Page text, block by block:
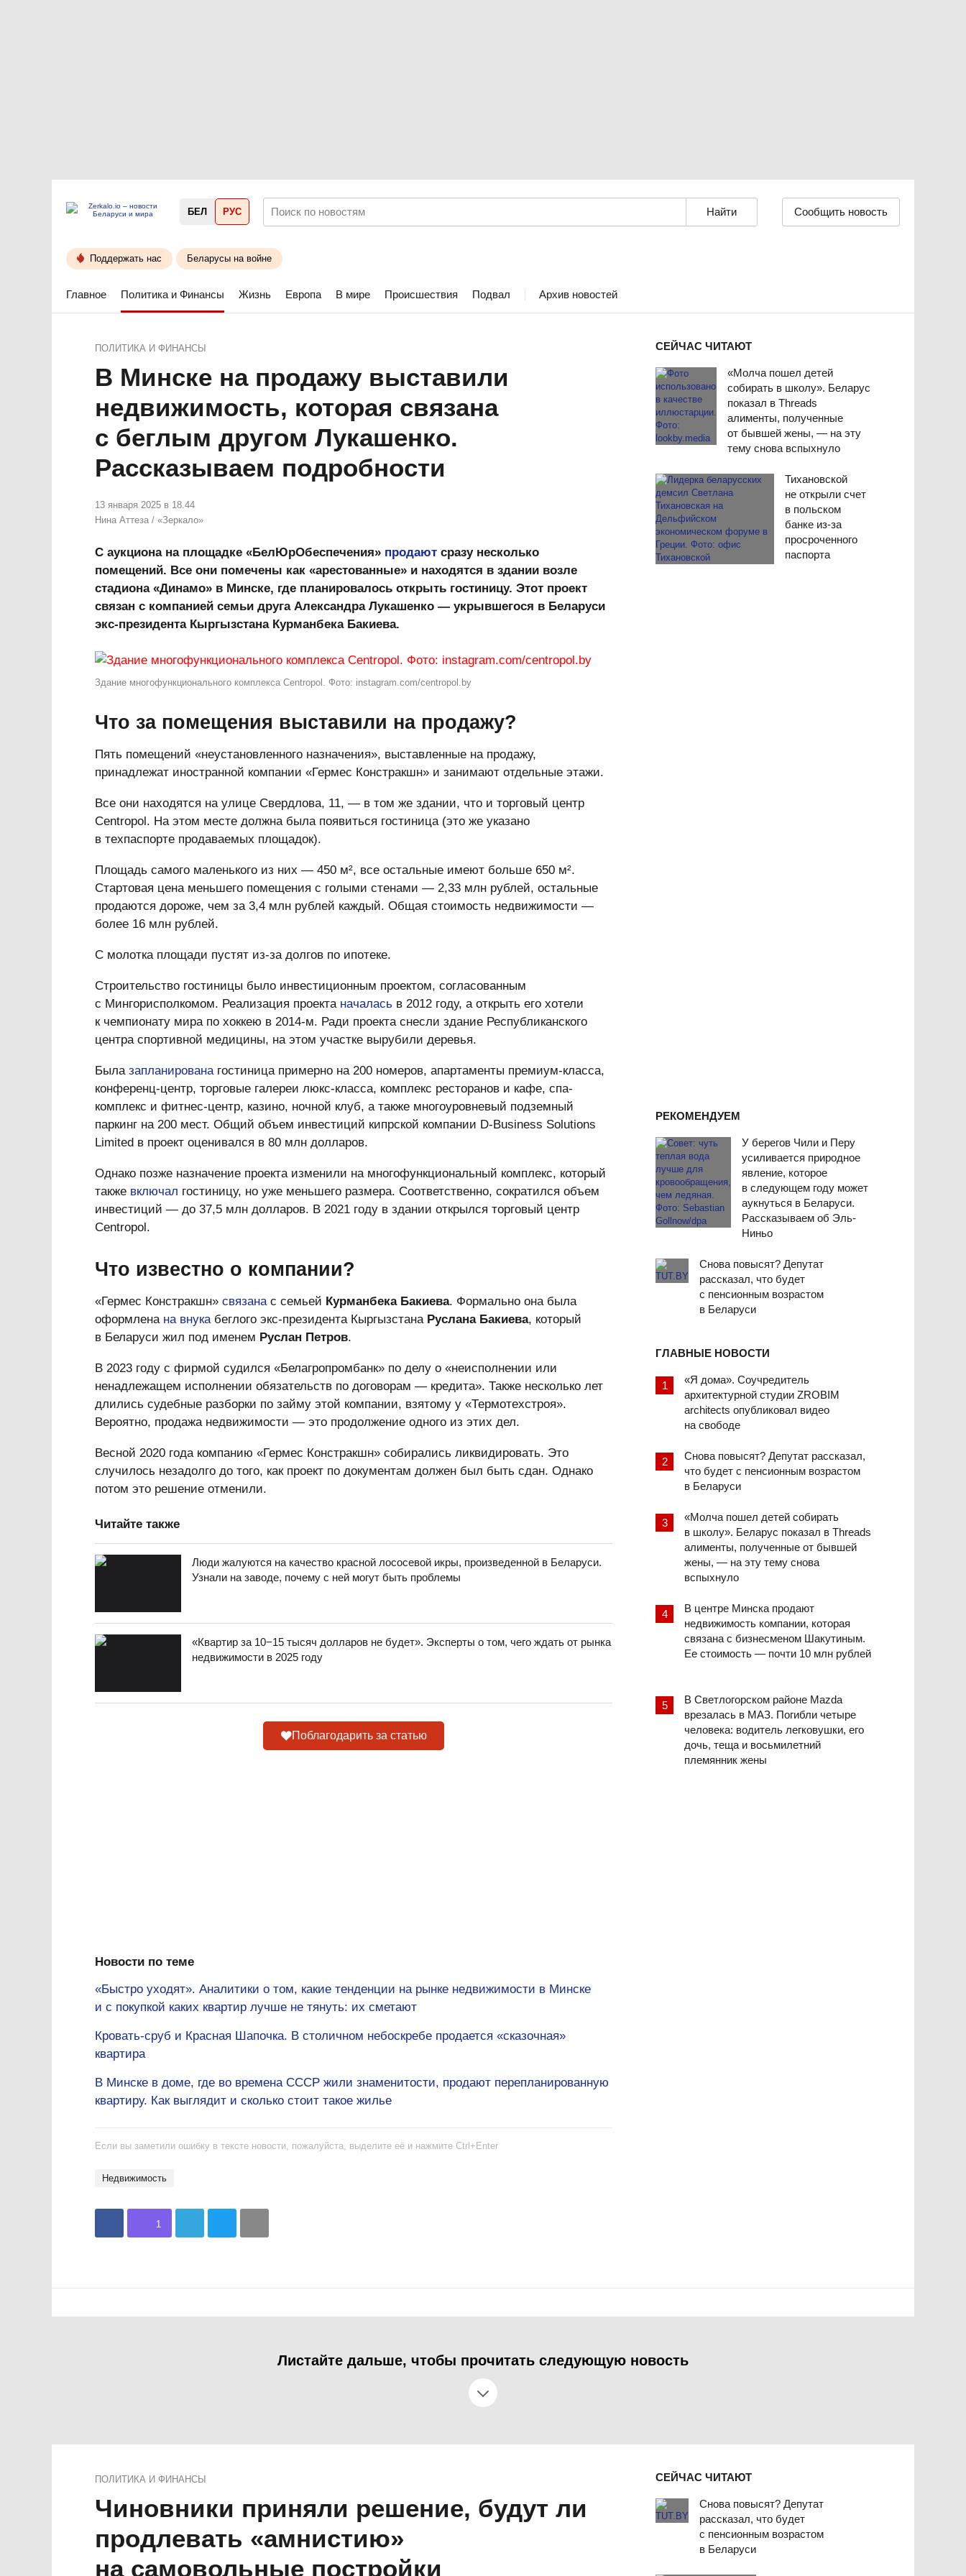
БЕЛ РУС Сообщить новость
Поддержать нас Беларусы на войне
Главное Политика и Финансы Жизнь Европа В мире Происшествия Подвал Архив новостей
СЕЙЧАС ЧИТАЮТ
«Молча пошел детей
собирать в школу». Беларус
показал в Threads
алименты, полученные
от бывшей жены, — на эту
тему снова вспыхнуло
Тихановской
не открыли счет
в польском
банке из-за
просроченного
паспорта
РЕКОМЕНДУЕМ
У берегов Чили и Перу
усиливается природное
явление, которое
в следующем году может
аукнуться в Беларуси.
Рассказываем об Эль-
Ниньо
Снова повысят? Депутат
рассказал, что будет
с пенсионным возрастом
в Беларуси
ГЛАВНЫЕ НОВОСТИ
«Я дома». Соучредитель
архитектурной студии ZROBIM
architects опубликовал видео
на свободе
Снова повысят? Депутат рассказал,
что будет с пенсионным возрастом
в Беларуси
«Молча пошел детей собирать
в школу». Беларус показал в Threads
алименты, полученные от бывшей
жены, — на эту тему снова
вспыхнуло
В центре Минска продают
недвижимость компании, которая
связана с бизнесменом Шакутиным.
Ее стоимость — почти 10 млн рублей
В Светлогорском районе Mazda
врезалась в МАЗ. Погибли четыре
человека: водитель легковушки, его
дочь, теща и восьмилетний
племянник жены
ПОЛИТИКА И ФИНАНСЫ
В Минске на продажу выставили
недвижимость, которая связана
с беглым другом Лукашенко.
Рассказываем подробности
13 января 2025 в 18.44
Нина Аттеза / «Зеркало»
С аукциона на площадке «БелЮрОбеспечения» продают сразу несколько
помещений. Все они помечены как «арестованные» и находятся в здании возле
стадиона «Динамо» в Минске, где планировалось открыть гостиницу. Этот проект
связан с компанией семьи друга Александра Лукашенко — укрывшегося в Беларуси
экс-президента Кыргызстана Курманбека Бакиева.
Здание многофункционального комплекса Сentropol. Фото: instagram.com/centropol.by
Что за помещения выставили на продажу?
Пять помещений «неустановленного назначения», выставленные на продажу,
принадлежат иностранной компании «Гермес Констракшн» и занимают отдельные этажи.
Все они находятся на улице Свердлова, 11, — в том же здании, что и торговый центр
Centropol. На этом месте должна была появиться гостиница (это же указано
в техпаспорте продаваемых площадок).
Площадь самого маленького из них — 450 м², все остальные имеют больше 650 м².
Стартовая цена меньшего помещения с голыми стенами — 2,33 млн рублей, остальные
продаются дороже, чем за 3,4 млн рублей каждый. Общая стоимость недвижимости —
более 16 млн рублей.
С молотка площади пустят из-за долгов по ипотеке.
Строительство гостиницы было инвестиционным проектом, согласованным
с Мингорисполкомом. Реализация проекта началась в 2012 году, а открыть его хотели
к чемпионату мира по хоккею в 2014-м. Ради проекта снесли здание Республиканского
центра спортивной медицины, на этом участке вырубили деревья.
Была запланированагостиница примерно на 200 номеров, апартаменты премиум-класса,
конференц-центр, торговые галереи люкс-класса, комплекс ресторанов и кафе, спа-
комплекс и фитнес-центр, казино, ночной клуб, а также многоуровневый подземный
паркинг на 200 мест. Общий объем инвестиций кипрской компании D-Business Solutions
Limited в проект оценивался в 80 млн долларов.
Однако позже назначение проекта изменили на многофункциональный комплекс, который
также включал гостиницу, но уже меньшего размера. Соответственно, сократился объем
инвестиций — до 37,5 млн долларов. В 2021 году в здании открылся торговый центр
Centropol.
Что известно о компании?
«Гермес Констракшн» связанас семьей Курманбека Бакиева. Формально она была
оформлена на внукабеглого экс-президента Кыргызстана Руслана Бакиева, который
в Беларуси жил под именем Руслан Петров.
В 2023 году с фирмой судился «Белагропромбанк» по делу о «неисполнении или
ненадлежащем исполнении обязательств по договорам — кредита». Также несколько лет
длились судебные разборки по займу этой компании, взятому у «Термотехстроя».
Вероятно, продажа недвижимости — это продолжение одного из этих дел.
Весной 2020 года компанию «Гермес Констракшн» собирались ликвидировать. Это
случилось незадолго до того, как проект по документам должен был быть сдан. Однако
потом это решение отменили.
Читайте также
Люди жалуются на качество красной лососевой икры, произведенной в Беларуси.
Узнали на заводе, почему с ней могут быть проблемы
«Квартир за 10−15 тысяч долларов не будет». Эксперты о том, чего ждать от рынка
недвижимости в 2025 году
Поблагодарить за статью
Новости по теме
«Быстро уходят». Аналитики о том, какие тенденции на рынке недвижимости в Минске
и с покупкой каких квартир лучше не тянуть: их сметают
Кровать-сруб и Красная Шапочка. В столичном небоскребе продается «сказочная»
квартира
В Минске в доме, где во времена СССР жили знаменитости, продают перепланированную
квартиру. Как выглядит и сколько стоит такое жилье
Если вы заметили ошибку в тексте новости, пожалуйста, выделите её и нажмите Ctrl+Enter
недвижимость
1
Листайте дальше, чтобы прочитать следующую новость